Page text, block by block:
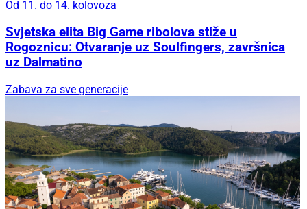
Od 11. do 14. kolovoza
Svjetska elita Big Game ribolova stiže u
Rogoznicu: Otvaranje uz Soulfingers, završnica
uz Dalmatino
Zabava za sve generacije